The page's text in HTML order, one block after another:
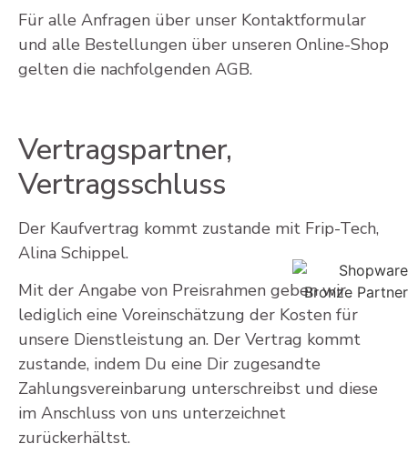
Für alle Anfragen über unser Kontaktformular
und alle Bestellungen über unseren Online-Shop
gelten die nachfolgenden AGB.
Vertragspartner,
Vertragsschluss
Der Kaufvertrag kommt zustande mit Frip-Tech,
Alina Schippel.
Mit der Angabe von Preisrahmen geben wir
lediglich eine Voreinschätzung der Kosten für
unsere Dienstleistung an. Der Vertrag kommt
zustande, indem Du eine Dir zugesandte
Zahlungsvereinbarung unterschreibst und diese
im Anschluss von uns unterzeichnet
zurückerhältst.